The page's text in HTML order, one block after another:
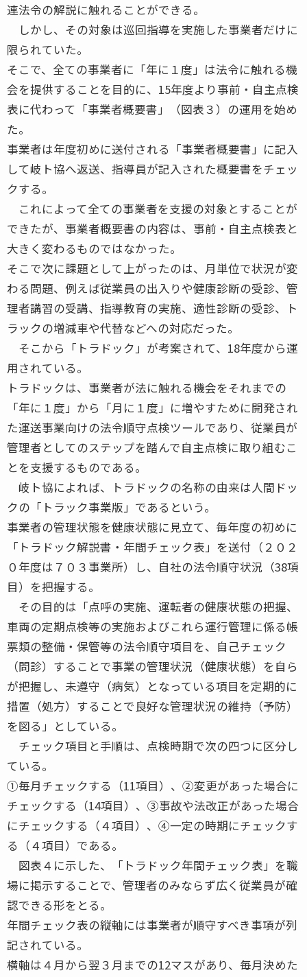
連法令の解説に触れることができる。
しかし、その対象は巡回指導を実施した事業者だけに
限られていた。
そこで、全ての事業者に「年に１度」は法令に触れる機
会を提供することを目的に、15年度より事前・自主点検
表に代わって「事業者概要書」（図表３）の運用を始め
た。
事業者は年度初めに送付される「事業者概要書」に記入
して岐ト協へ返送、指導員が記入された概要書をチェッ
クする。
これによって全ての事業者を支援の対象とすることが
できたが、事業者概要書の内容は、事前・自主点検表と
大きく変わるものではなかった。
そこで次に課題として上がったのは、月単位で状況が変
わる問題、例えば従業員の出入りや健康診断の受診、管
理者講習の受講、指導教育の実施、適性診断の受診、ト
ラックの増減車や代替などへの対応だった。
そこから「トラドック」が考案されて、18年度から運
用されている。
トラドックは、事業者が法に触れる機会をそれまでの
「年に１度」から「月に１度」に増やすために開発され
た運送事業向けの法令順守点検ツールであり、従業員が
管理者としてのステップを踏んで自主点検に取り組むこ
とを支援するものである。
岐ト協によれば、トラドックの名称の由来は人間ドッ
クの「トラック事業版」であるという。
事業者の管理状態を健康状態に見立て、毎年度の初めに
「トラドック解説書・年間チェック表」を送付（２０２
０年度は７０３事業所）し、自社の法令順守状況（38項
目）を把握する。
その目的は「点呼の実施、運転者の健康状態の把握、
車両の定期点検等の実施およびこれら運行管理に係る帳
票類の整備・保管等の法令順守項目を、自己チェック
（問診）することで事業の管理状況（健康状態）を自ら
が把握し、未遵守（病気）となっている項目を定期的に
措置（処方）することで良好な管理状況の維持（予防）
を図る」としている。
チェック項目と手順は、点検時期で次の四つに区分し
ている。
①毎月チェックする（11項目）、②変更があった場合に
チェックする（14項目）、③事故や法改正があった場合
にチェックする（４項目）、④一定の時期にチェックす
る（４項目）である。
図表４に示した、「トラドック年間チェック表」を職
場に掲示することで、管理者のみならず広く従業員が確
認できる形をとる。
年間チェック表の縦軸には事業者が順守すべき事項が列
記されている。
横軸は４月から翌３月までの12マスがあり、毎月決めた